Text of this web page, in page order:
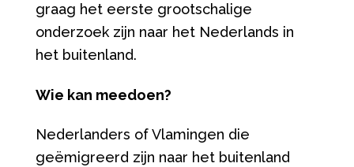
graag het eerste grootschalige
onderzoek zijn naar het Nederlands in
het buitenland.
Wie kan meedoen?
Nederlanders of Vlamingen die
geëmigreerd zijn naar het buitenland